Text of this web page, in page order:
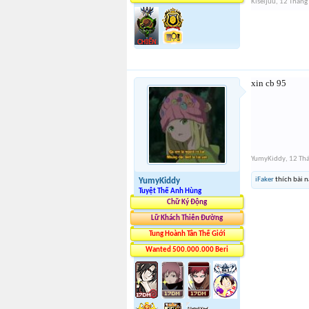
Kiseijuu, 12
YumyKiddy
Tuyệt Thế Anh Hùng
Chữ Ký Động
Lữ Khách Thiên Đường
Tung Hoành Tân Thế Giới
Wanted 500.000.000 Beri
xin cb 95
YumyKiddy, 12
iFakerthích bài